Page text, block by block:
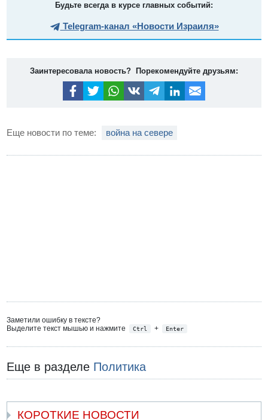
Будьте всегда в курсе главных событий:
Telegram-канал «Новости Израиля»
Заинтересовала новость? Порекомендуйте друзьям:
Еще новости по теме: война на севере
Заметили ошибку в тексте?
Выделите текст мышью и нажмите
Ctrl + Enter
Еще в разделе Политика
КОРОТКИЕ НОВОСТИ